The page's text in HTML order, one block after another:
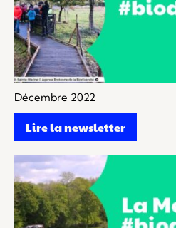
Décembre 2022
Lire la newsletter